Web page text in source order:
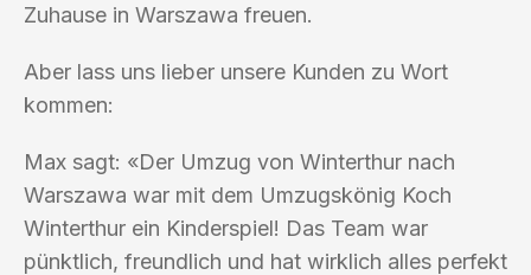
Zuhause in Warszawa freuen.
Aber lass uns lieber unsere Kunden zu Wort
kommen:
Max sagt: «Der Umzug von Winterthur nach
Warszawa war mit dem Umzugskönig Koch
Winterthur ein Kinderspiel! Das Team war
pünktlich, freundlich und hat wirklich alles perfekt